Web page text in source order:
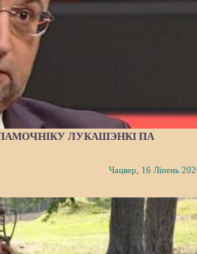
ЛУКАШЭНКІ ПА
Чацвер, 16 Ліпень